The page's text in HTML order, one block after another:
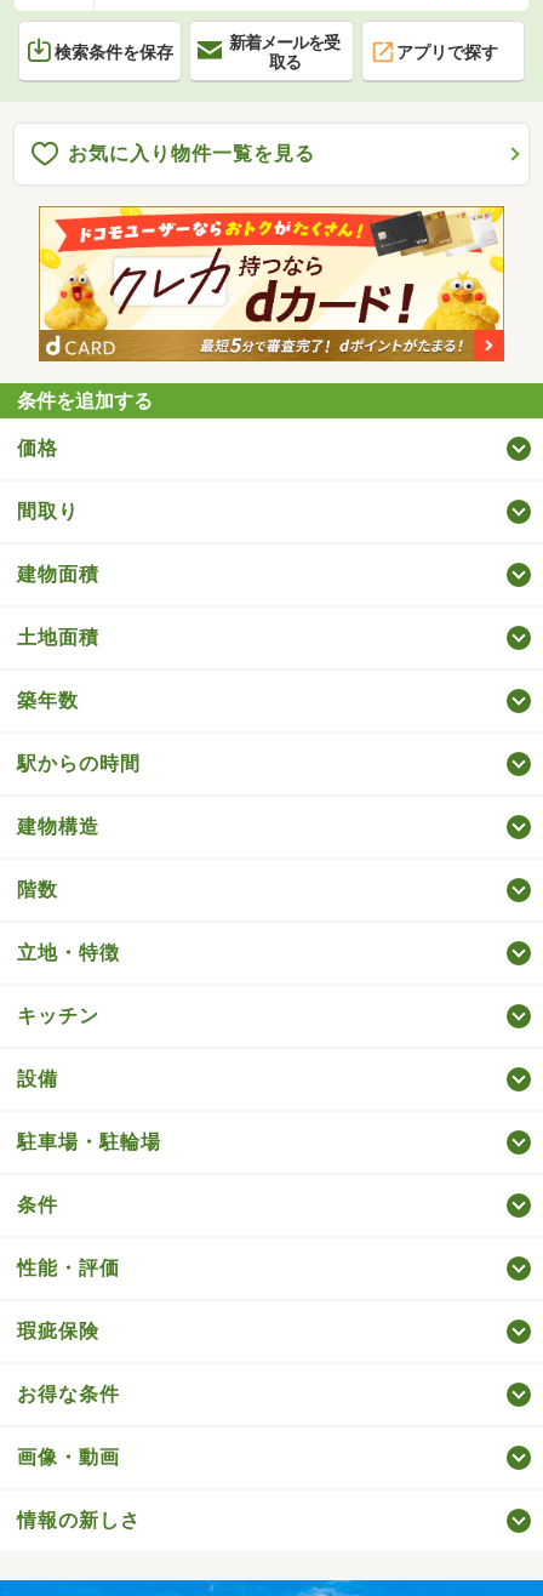
検索条件を保存
新着メールを受
取る
アプリで探す
お気に入り物件一覧を見る
条件を追加する
価格
間取り
建物面積
土地面積
築年数
駅からの時間
建物構造
階数
立地・特徴
キッチン
設備
駐車場・駐輪場
条件
性能・評価
瑕疵保険
お得な条件
画像・動画
情報の新しさ